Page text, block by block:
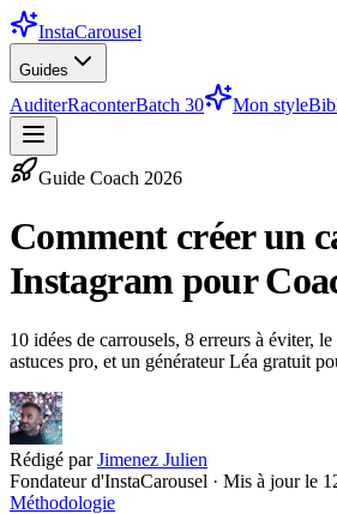
InstaCarousel
Guides
AuditerRaconterBatch 30 Mon style
Guide Coach 2026
Comment créer un
Instagram pour
10 idées de carrousels, 8 erreurs à éviter,
astuces pro, et un générateur Léa gratuit
Rédigé par Jimenez Julien
Fondateur d'InstaCarousel · Mis à jour le
Méthodologie